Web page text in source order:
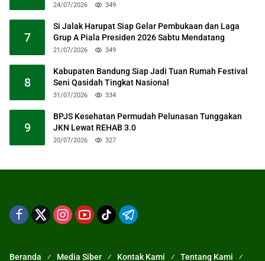
24/07/2026 349
7
Si Jalak Harupat Siap Gelar Pembukaan dan Laga
Grup A Piala Presiden 2026 Sabtu Mendatang
21/07/2026 349
8
Kabupaten Bandung Siap Jadi Tuan Rumah Festival
Seni Qasidah Tingkat Nasional
31/07/2026 334
9
BPJS Kesehatan Permudah Pelunasan Tunggakan
JKN Lewat REHAB 3.0
20/07/2026 327
Beranda Media Siber Kontak Kami Tentang Kami